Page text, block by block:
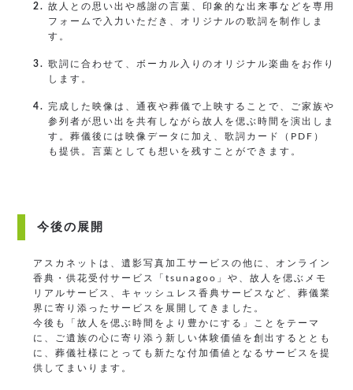
2.故人との思い出や感謝の言葉、印象的な出来事などを専用
フォームで入力いただき、オリジナルの歌詞を制作しま
す。
3.歌詞に合わせて、ボーカル入りのオリジナル楽曲をお作り
します。
4.完成した映像は、通夜や葬儀で上映することで、ご家族や
参列者が思い出を共有しながら故人を偲ぶ時間を演出しま
す。葬儀後には映像データに加え、歌詞カード（PDF）
も提供。言葉としても想いを残すことができます。
今後の展開
アスカネットは、遺影写真加工サービスの他に、オンライン
香典・供花受付サービス「tsunagoo」や、故人を偲ぶメモ
リアルサービス、キャッシュレス香典サービスなど、葬儀業
界に寄り添ったサービスを展開してきました。
今後も「故人を偲ぶ時間をより豊かにする」ことをテーマ
に、ご遺族の心に寄り添う新しい体験価値を創出するととも
に、葬儀社様にとっても新たな付加価値となるサービスを提
供してまいります。